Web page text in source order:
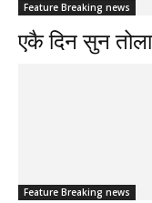
Feature Breaking news
एकै दिन सुन
Feature Breaking news